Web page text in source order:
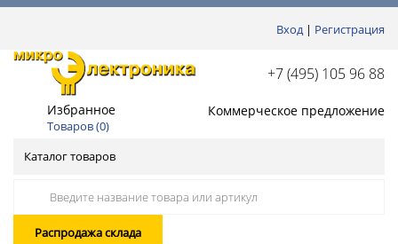
Вход| Регистрация
+7 (495) 105 96 88
Избранное
Товаров (0)
Коммерческое предложение
Каталог товаров
Распродажа склада